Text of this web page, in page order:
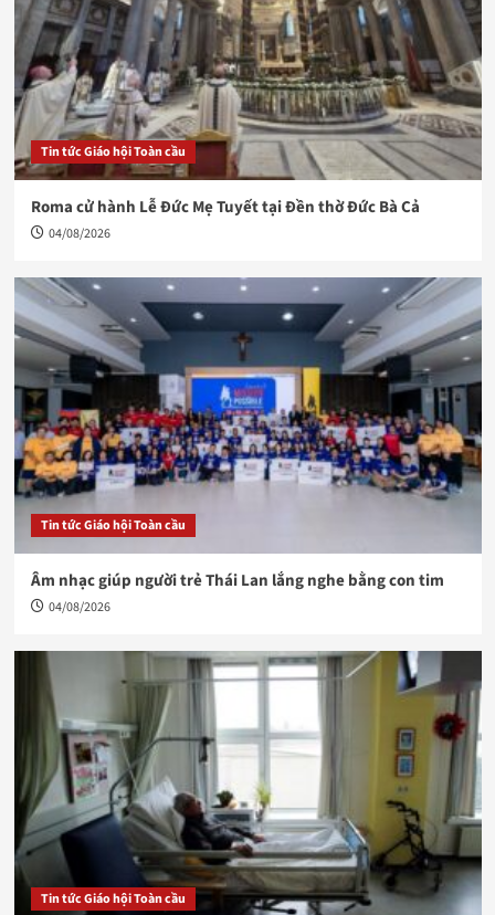
Tin tức Giáo hội Toàn cầu
Roma cử hành Lễ Đức Mẹ Tuyết tại Đền thờ Đức Bà Cả
04/08/2026
Tin tức Giáo hội Toàn cầu
Âm nhạc giúp người trẻ Thái Lan lắng nghe bằng con tim
04/08/2026
Tin tức Giáo hội Toàn cầu